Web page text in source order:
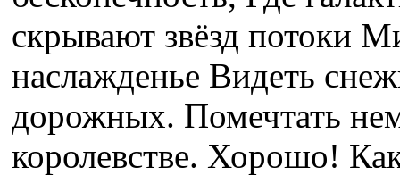
скрывают звёзд потоки
наслажденье Видеть
дорожных. Помечтать
королевстве. Хорошо!